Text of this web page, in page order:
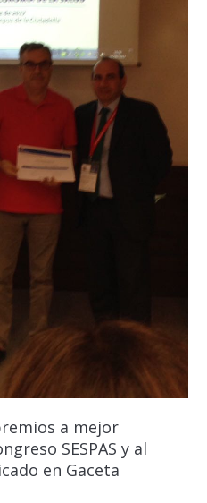
a mejor
SESPAS y al
en Gaceta